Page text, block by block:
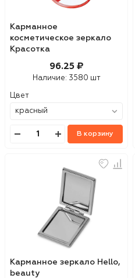
Карманное
косметическое зеркало
Красотка
96.25 ₽
Наличие: 3580 шт
Цвет
В корзину
Карманное зеркало Hello,
beauty